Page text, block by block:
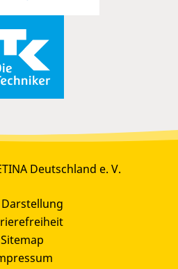
Deutschland e. V.
Darstellung
Sitemap